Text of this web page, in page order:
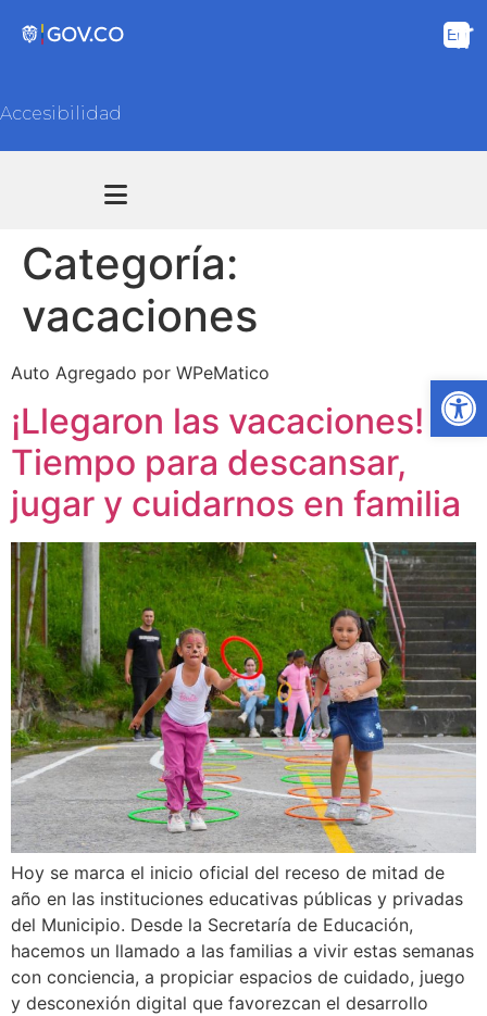
Accesibilidad
Categoría:
vacaciones
Auto Agregado por WPeMatico
¡Llegaron las vacaciones!
Tiempo para descansar,
jugar y cuidarnos en familia
Hoy se marca el inicio oficial del receso de mitad de
año en las instituciones educativas públicas y privadas
del Municipio. Desde la Secretaría de Educación,
hacemos un llamado a las familias a vivir estas semanas
con conciencia, a propiciar espacios de cuidado, juego
y desconexión digital que favorezcan el desarrollo